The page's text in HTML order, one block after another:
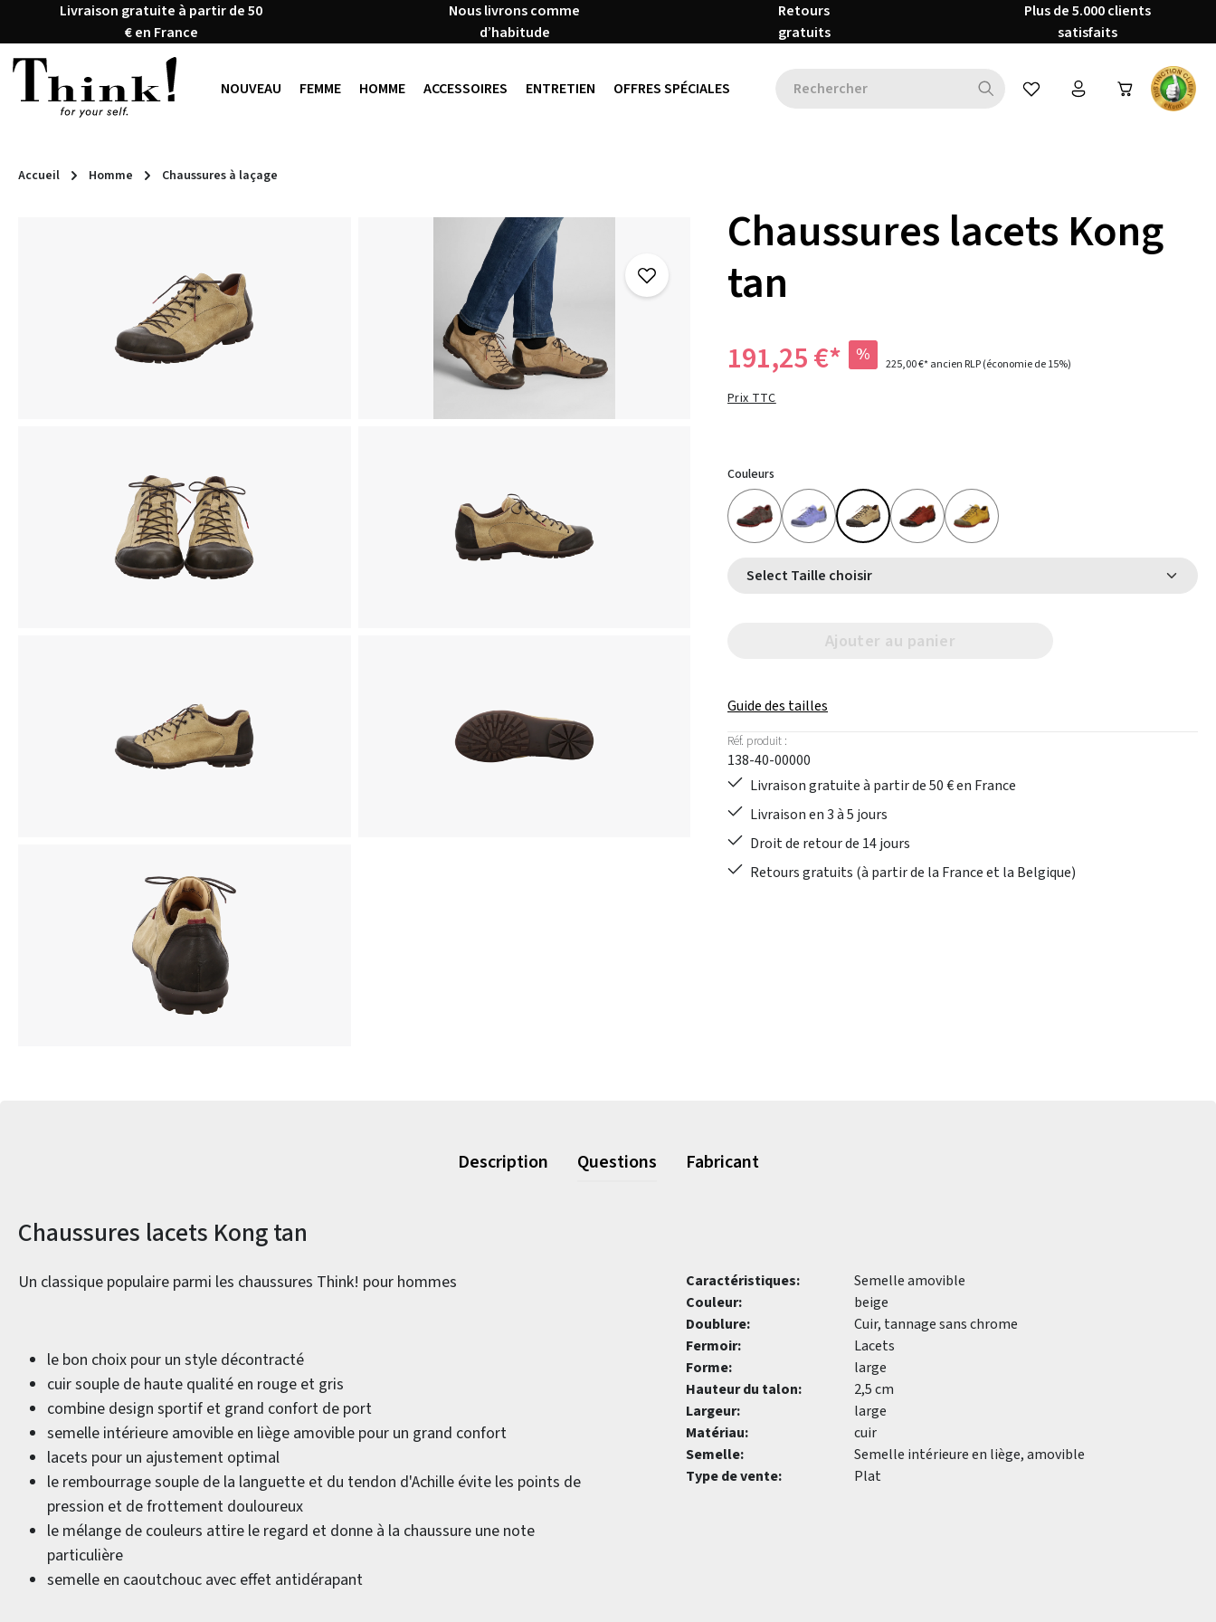
au contenu principal
Passer à la recherche
Passer à la navigation principale
Livraison gratuite à partir de 50
€ en France
Nous livrons comme
d’habitude
Retours
gratuits
Plus de 5.000 clients
satisfaits
NOUVEAU FEMME HOMME ACCESSOIRES ENTRETIEN OFFRES SPÉCIALES Vous avez 0 articles dans votre
Accueil Homme Chaussures à laçage
Chaussures lacets Kong
tan
191,25 €* % 225,00 €*ancien RLP(économie de 15%)
Prix TTC
Couleurs
Select Taille choisir
Ajouter au panier
Guide des tailles
Réf. produit :
138-40-00000
Livraison gratuite à partir de 50 € en France
Livraison en 3 à 5 jours
Droit de retour de 14 jours
Retours gratuits (à partir de la France et la Belgique)
Description Questions Fabricant
Informations sur le produit
Chaussures lacets Kong tan
Un classique populaire parmi les chaussures Think! pour hommes
le bon choix pour un style décontracté
cuir souple de haute qualité en rouge et gris
combine design sportif et grand confort de port
semelle intérieure amovible en liège amovible pour un grand confort
lacets pour un ajustement optimal
le rembourrage souple de la languette et du tendon d'Achille évite les points de
pression et de frottement douloureux
le mélange de couleurs attire le regard et donne à la chaussure une note
particulière
semelle en caoutchouc avec effet antidérapant
Caractéristiques:
Semelle amovible
Couleur:
beige
Doublure:
Cuir, tannage sans chrome
Fermoir:
Lacets
Forme:
large
Hauteur du talon:
2,5 cm
Largeur:
large
Matériau:
cuir
Semelle:
Semelle intérieure en liège, amovible
Type de vente:
Plat